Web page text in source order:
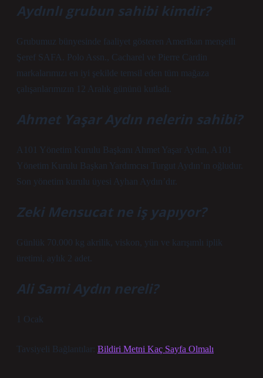
Aydınlı grubun sahibi kimdir?
Grubumuz bünyesinde faaliyet gösteren Amerikan menşeili
Şeref SAFA. Polo Assn., Cacharel ve Pierre Cardin
markalarımızı en iyi şekilde temsil eden tüm mağaza
çalışanlarımızın 12 Aralık gününü kutladı.
Ahmet Yaşar Aydın nelerin sahibi?
A101 Yönetim Kurulu Başkanı Ahmet Yaşar Aydın, A101
Yönetim Kurulu Başkan Yardımcısı Turgut Aydın’ın oğludur.
Son yönetim kurulu üyesi Ayhan Aydın’dır.
Zeki Mensucat ne iş yapıyor?
Günlük 70.000 kg akrilik, viskon, yün ve karışımlı iplik
üretimi, aylık 2 adet.
Ali Sami Aydın nereli?
1 Ocak
Tavsiyeli Bağlantılar: Bildiri Metni Kaç Sayfa Olmalı